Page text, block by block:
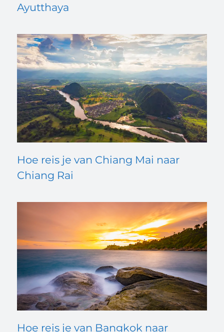
Ayutthaya
Hoe reis je van Chiang Mai naar
Chiang Rai
Hoe reis je van Bangkok naar